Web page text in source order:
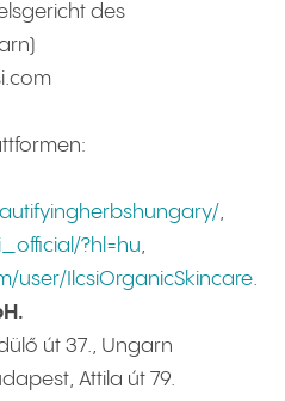
des
,
?hl=hu,
user/IlcsiOrganicSkincare.
út 37., Ungarn
Attila út 79.